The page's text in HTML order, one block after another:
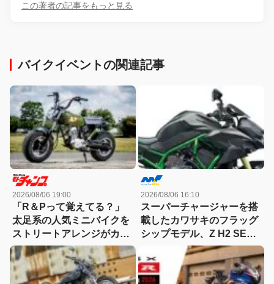
この著者の記事をもっと見る
バイクイベントの関連記事
2026/08/06 19:00
「R＆Pって覚えてる？」
太足系の人気ミニバイクを
ストリートアレンジがカッ
コ良すぎる！
2026/08/06 16:10
スーパーチャージャーを搭
載したカワサキのフラッグ
シップモデル、Z H2 SE発
売。価格は247万円